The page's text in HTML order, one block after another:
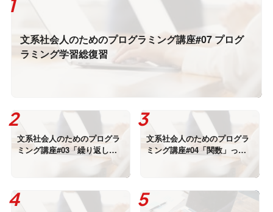
文系社会人のためのプログラミング講座#07 プログ
ラミング学習総復習
文系社会人のためのプログラ
ミング講座#03「繰り返し作
業、ボタン一つで終わらせた
文系社会人のためのプログラ
ミング講座#04「関数」って